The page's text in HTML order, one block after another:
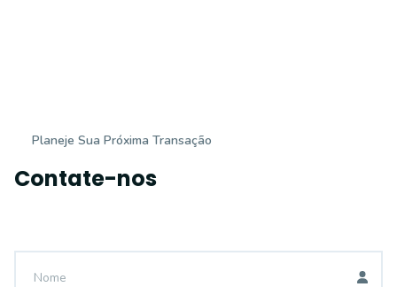
Planeje Sua Próxima Transação
Contate-nos